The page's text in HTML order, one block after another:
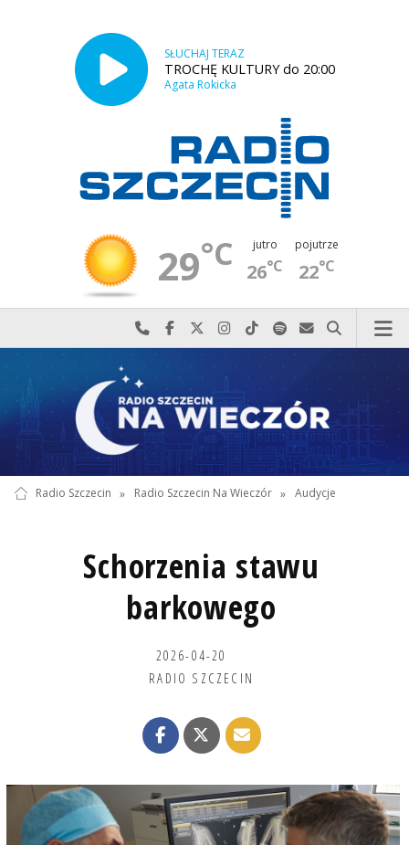
SŁUCHAJ TERAZ
TROCHĘ KULTURY do 20:00
Agata Rokicka
29°C jutro
26°C
pojutrze
22°C
Najlepiej po prostu do nas zadzwoń
Odwiedź nas na Facebook-u
Odwiedź nas na X
Odwiedź nas na Instagram-ie
Odwiedź nas na TikTok-u
Szukaj nas na Spotify
Wyślij do nas
Szukaj
Radio Szczecin » Radio Szczecin Na Wieczór » Audycje
Schorzenia stawu
barkowego
2026-04-20
RADIO SZCZECIN